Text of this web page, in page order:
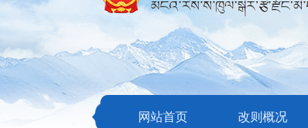
网站首页 改则概况